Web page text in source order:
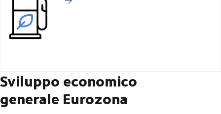
Sviluppo economico
generale Eurozona